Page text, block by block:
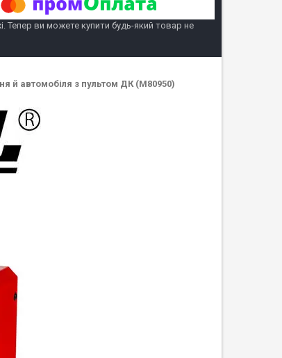
Тепер ви можете купити будь-який товар не
й автомобіля з пультом ДК (M80950)